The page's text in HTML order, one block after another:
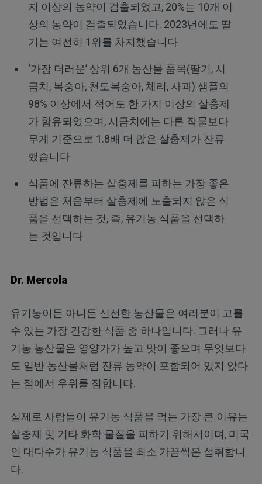
지 이상의 농약이 검출되었고, 20%는 10개 이
상의 농약이 검출되었습니다. 2023년에도 딸
기는 여전히 1위를 차지했습니다
‘가장 더러운’ 상위 6개 농산물 품목(딸기, 시
금치, 복숭아, 천도복숭아, 체리, 사과) 샘플의
98% 이상에서 적어도 한 가지 이상의 살충제
가 함유되었으며, 시금치에는 다른 작물보다
무게 기준으로 1.8배 더 많은 살충제가 잔류
했습니다
식품에 잔류하는 살충제를 피하는 가장 좋은
방법은 처음부터 살충제에 노출되지 않은 식
품을 선택하는 것, 즉, 유기농 식품을 선택하
는 것입니다
Dr. Mercola
유기농이든 아니든 신선한 농산물은 여러분이 고를
수 있는 가장 건강한 식품 중 하나입니다. 그러나 유
기농 농산물은 영양가가 높고 맛이 좋으며 무엇보다
도 일반 농산물처럼 잔류 농약이 포함되어 있지 않다
는 점에서 우위를 점합니다.
실제로 사람들이 유기농 식품을 먹는 가장 큰 이유는
살충제 및 기타 화학 물질을 피하기 위해서이며, 미국
인 대다수가 유기농 식품을 최소 가끔씩은 섭취합니
다.